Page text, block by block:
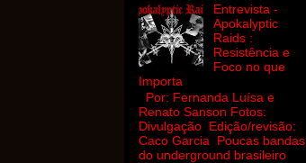
Entrevista -
Apokalyptic
Raids :
Resistência e
Foco no que
Importa
Por: Fernanda Luísa e
Renato Sanson Fotos:
Divulgação Edição/revisão:
Caco Garcia Poucas bandas
do underground brasileiro